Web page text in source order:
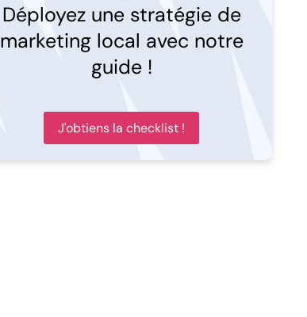
Déployez une stratégie de
marketing local avec notre
guide !
J'obtiens la checklist !